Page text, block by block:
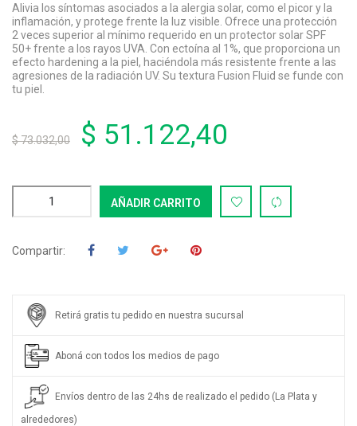
Alivia los síntomas asociados a la alergia solar, como el picor y la
inflamación, y protege frente la luz visible. Ofrece una protección
2 veces superior al mínimo requerido en un protector solar SPF
50+ frente a los rayos UVA. Con ectoína al 1%, que proporciona un
efecto hardening a la piel, haciéndola más resistente frente a las
agresiones de la radiación UV. Su textura Fusion Fluid se funde con
tu piel.
$ 73.032,00 $ 51.122,40
AÑADIR CARRITO
Compartir:
Retirá gratis tu pedido en nuestra sucursal
Aboná con todos los medios de pago
Envíos dentro de las 24hs de realizado el pedido (La Plata y
alrededores)